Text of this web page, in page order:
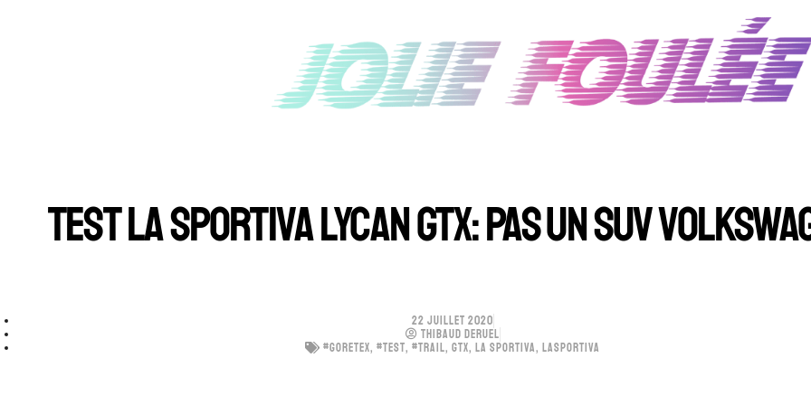
TEST LA SPORTIVA LYCAN GTX: PAS UN SUV
22 JUILLET 2020
THIBAUD DERUEL
#GORETEX, #TEST, #TRAIL, GTX, LA SPORTIVA, LASPORTIVA